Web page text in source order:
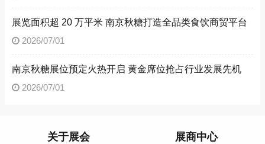
展览面积超 20 万平米 南京秋糖打造全品类食饮商贸平台
2026/07/01
南京秋糖展位预定火热开启 黄金席位抢占行业发展先机
2026/07/01
关于展会 展商中心